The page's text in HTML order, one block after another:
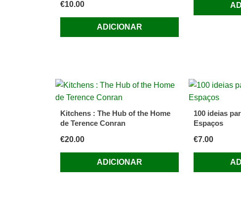
€10.00
ADICIONAR
Kitchens : The Hub of the Home
de Terence Conran
€20.00
ADICIONAR
100 ideias
Espaços
€7.00